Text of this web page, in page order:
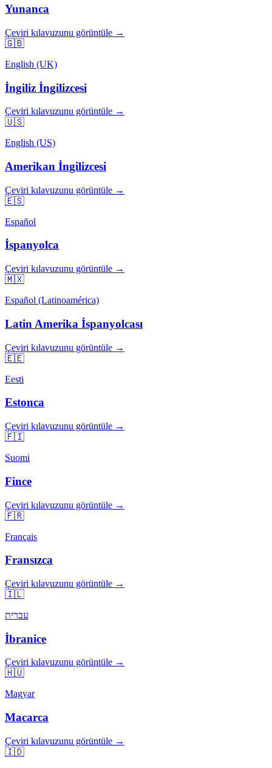
Yunanca
Çeviri kılavuzunu görüntüle →
🇬🇧
English (UK)
İngiliz İngilizcesi
Çeviri kılavuzunu görüntüle →
🇺🇸
English (US)
Amerikan İngilizcesi
Çeviri kılavuzunu görüntüle →
🇪🇸
Español
İspanyolca
Çeviri kılavuzunu görüntüle →
🇲🇽
Español (Latinoamérica)
Latin Amerika İspanyolcası
Çeviri kılavuzunu görüntüle →
🇪🇪
Eesti
Estonca
Çeviri kılavuzunu görüntüle →
🇫🇮
Suomi
Fince
Çeviri kılavuzunu görüntüle →
🇫🇷
Français
Fransızca
Çeviri kılavuzunu görüntüle →
🇮🇱
עברית
İbranice
Çeviri kılavuzunu görüntüle →
🇭🇺
Magyar
Macarca
Çeviri kılavuzunu görüntüle →
🇮🇩